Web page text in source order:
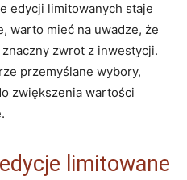
edycji limitowanych staje
warto mieć na uwadze, że
zwrot z inwestycji.
przemyślane wybory,
zwiększenia wartości
limitowane